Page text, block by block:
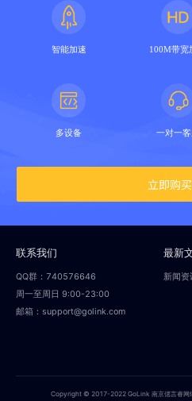
智能加速 100M带宽
多设备 一对一客
立即购
联系我们
QQ群：740576646
周一至周日 9:00-23:00
邮箱：support@golink.com
最新
新闻资
Copyright © 2017-2022 GoLink 南京偲言睿网